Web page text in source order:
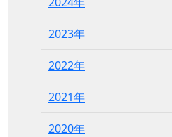
2023年
2022年
2021年
2020年